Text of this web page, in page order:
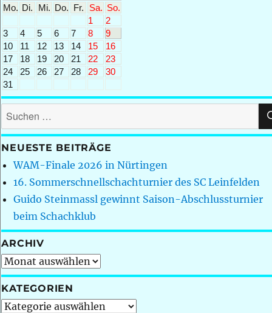
Mo. Di. Mi. Do. Fr. Sa. So.
1
2
3
4 5 6 7 8
9
10
11 12 13 14 15
16
17
18 19 20 21 22
23
24
25 26 27 28 29
30
31
Suchen
nach:
NEUESTE BEITRÄGE
WAM-Finale 2026 in Nürtingen
16. Sommerschnellschachturnier des SC Leinfelden
Guido Steinmassl gewinnt Saison-Abschlussturnier
beim Schachklub
ARCHIV
Archiv
KATEGORIEN
Kategorien